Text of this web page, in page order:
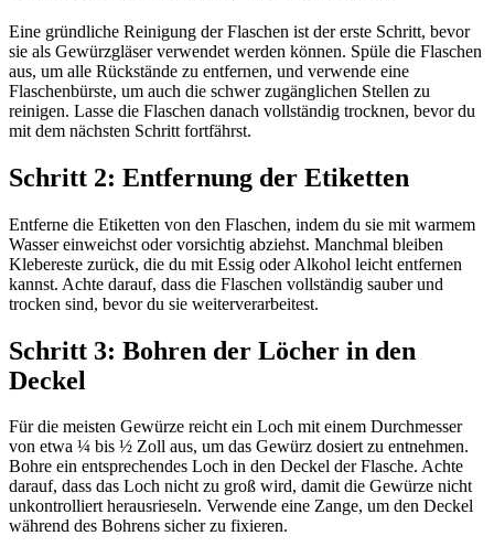
Eine gründliche Reinigung der Flaschen ist der erste Schritt, bevor
sie als Gewürzgläser verwendet werden können. Spüle die Flaschen
aus, um alle Rückstände zu entfernen, und verwende eine
Flaschenbürste, um auch die schwer zugänglichen Stellen zu
reinigen. Lasse die Flaschen danach vollständig trocknen, bevor du
mit dem nächsten Schritt fortfährst.
Schritt 2: Entfernung der Etiketten
Entferne die Etiketten von den Flaschen, indem du sie mit warmem
Wasser einweichst oder vorsichtig abziehst. Manchmal bleiben
Klebereste zurück, die du mit Essig oder Alkohol leicht entfernen
kannst. Achte darauf, dass die Flaschen vollständig sauber und
trocken sind, bevor du sie weiterverarbeitest.
Schritt 3: Bohren der Löcher in den
Deckel
Für die meisten Gewürze reicht ein Loch mit einem Durchmesser
von etwa ¼ bis ½ Zoll aus, um das Gewürz dosiert zu entnehmen.
Bohre ein entsprechendes Loch in den Deckel der Flasche. Achte
darauf, dass das Loch nicht zu groß wird, damit die Gewürze nicht
unkontrolliert herausrieseln. Verwende eine Zange, um den Deckel
während des Bohrens sicher zu fixieren.